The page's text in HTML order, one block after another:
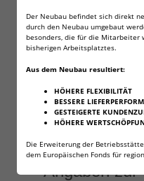
Der Neubau befindet sich direkt
durch den Neubau umgebaut
besonders, die für die Mitarbeiter
bisherigen Arbeitsplatztes.
Aus dem Neubau resultiert:
HÖHERE FLEXIBILITÄT
BESSERE
GESTEIGERTE
HÖHERE
Die Erweiterung der
dem Europäischen Fonds für
vielen PDAs!
Taschenlampen!
Motherboards!
in diversen Armband-Uhren!
Angaben zur